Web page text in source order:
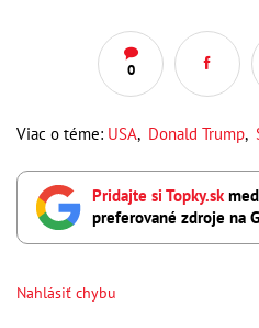
0
Viac o téme: USA, Donald Trump,
Pridajte si Topky.sk
preferované zdroje na
Nahlásiť chybu